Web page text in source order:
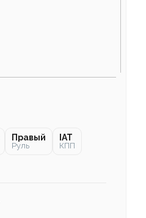
Правый
Руль
IAT
КПП